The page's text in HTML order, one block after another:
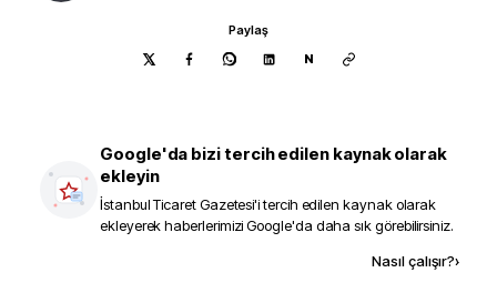
Paylaş
N
Google'da bizi tercih edilen kaynak olarak
ekleyin
İstanbul Ticaret Gazetesi'i tercih edilen kaynak olarak
ekleyerek haberlerimizi Google'da daha sık görebilirsiniz.
Nasıl çalışır?›